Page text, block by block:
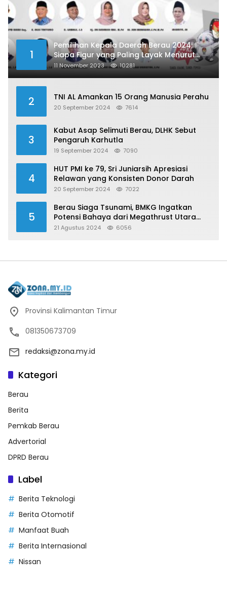
1
Pemilihan Kepala Daerah Berau 2024:
Siapa Figur yang Paling Layak Menurut
Publik?
11 November 2023 10281
2 TNI AL Amankan 15 Orang Manusia Perahu
20 September 2024 7614
3
Kabut Asap Selimuti Berau, DLHK Sebut
Pengaruh Karhutla
19 September 2024 7090
4
HUT PMI ke 79, Sri Juniarsih Apresiasi
Relawan yang Konsisten Donor Darah
20 September 2024 7022
5
Berau Siaga Tsunami, BMKG Ingatkan
Potensi Bahaya dari Megathrust Utara
Sulawesi
21 Agustus 2024 6056
Provinsi Kalimantan Timur
081350673709
redaksi@zona.my.id
Kategori
Berau
Berita
Pemkab Berau
Advertorial
DPRD Berau
Label
Berita Teknologi
Berita Otomotif
Manfaat Buah
Berita Internasional
Nissan